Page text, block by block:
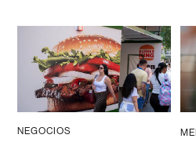
NEGOCIOS